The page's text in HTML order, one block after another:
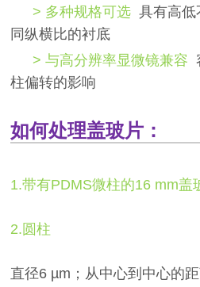
> 多种规格可选 具有高低
同纵横比的衬底
> 与高分辨率显微镜兼容
柱偏转的影响
如何处理盖玻片：
1.带有PDMS微柱的16 mm盖
2.圆柱
直径6 µm；从中心到中心的